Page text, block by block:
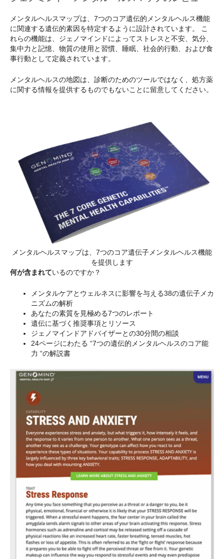
メンタルヘルスマップは、7つのコア遺伝的メンタルヘルス機能
に関連する遺伝的素因を特定するように設計されています。 こ
れらの機能は、ジェノマインドによってストレスと不安、気分、
集中力と記憶、物質の使用と習慣、睡眠、社会的行動、および食
事行動として定義されています。
メンタルヘルスの地図は、診断のためのツールではなく、処方薬
に関する情報を提供するものでもないことに留意してください。
メンタルヘルスマップは、7つのコア遺伝子メンタルヘルス機能
を提供します
何が含まれているのですか？
メンタルケアとウェルネスに影響を与える38の遺伝子メカ
ニズムの解析
あなたの素質を見極める7つのレポート
遺伝に基づく推奨事項とリソース
ジェノマインドアドバイザーとの30分間の相談
24ページにわたる “7つの遺伝的メンタルヘルスのコア能
力 “の解説書